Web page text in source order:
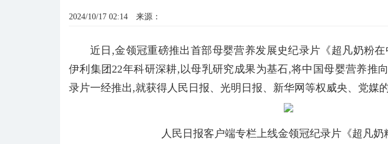
2024/10/17 02:14 来源：
近日,金领冠重磅推出首部母婴营养发展史纪录片《超凡奶粉
伊利集团22年科研深耕,以母乳研究成果为基石,将中国母婴营养推
录片一经推出,就获得人民日报、光明日报、新华网等权威央、党媒
人民日报客户端专栏上线金领冠纪录片《超凡奶